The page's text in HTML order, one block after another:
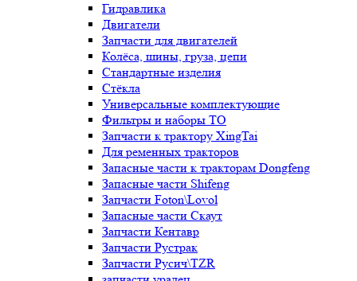
Гидравлика
Двигатели
Запчасти для двигателей
Колёса, шины, груза, цепи
Стандартные изделия
Стёкла
Универсальные комплектующие
Фильтры и наборы ТО
Запчасти к трактору XingTai
Для ременных тракторов
Запасные части к тракторам Dongfeng
Запасные части Shifeng
Запчасти Foton\Lovol
Запасные части Скаут
Запчасти Кентавр
Запчасти Рустрак
Запчасти Русич\TZR